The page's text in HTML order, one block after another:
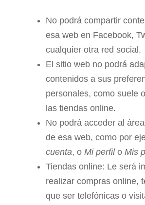
No podrá compartir
esa web en Facebook,
cualquier otra red social.
El sitio web no podrá
contenidos a sus
personales, como suele
las tiendas online.
No podrá acceder al
de esa web, como por
cuenta, o Mi perfilo Mis
Tiendas online: Le será
realizar compras online,
que ser telefónicas o